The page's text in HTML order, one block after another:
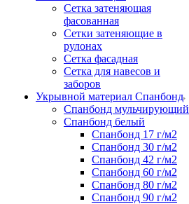
Сетка затеняющая
фасованная
Сетки затеняющие в
рулонах
Сетка фасадная
Сетка для навесов и
заборов
Укрывной материал Спанбонд
Спанбонд мульчирующий
Спанбонд белый
Спанбонд 17 г/м2
Спанбонд 30 г/м2
Спанбонд 42 г/м2
Спанбонд 60 г/м2
Спанбонд 80 г/м2
Спанбонд 90 г/м2